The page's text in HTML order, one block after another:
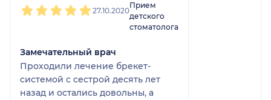
27.10.2020
Прием
детского
стоматолога
Замечательный врач
Проходили лечение брекет-
системой с сестрой десять лет
назад и остались довольны, а